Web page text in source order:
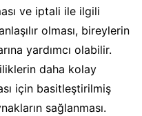
ve iptali ile ilgili
olması, bireylerin
yardımcı olabilir.
daha kolay
için basitleştirilmiş
sağlanması.